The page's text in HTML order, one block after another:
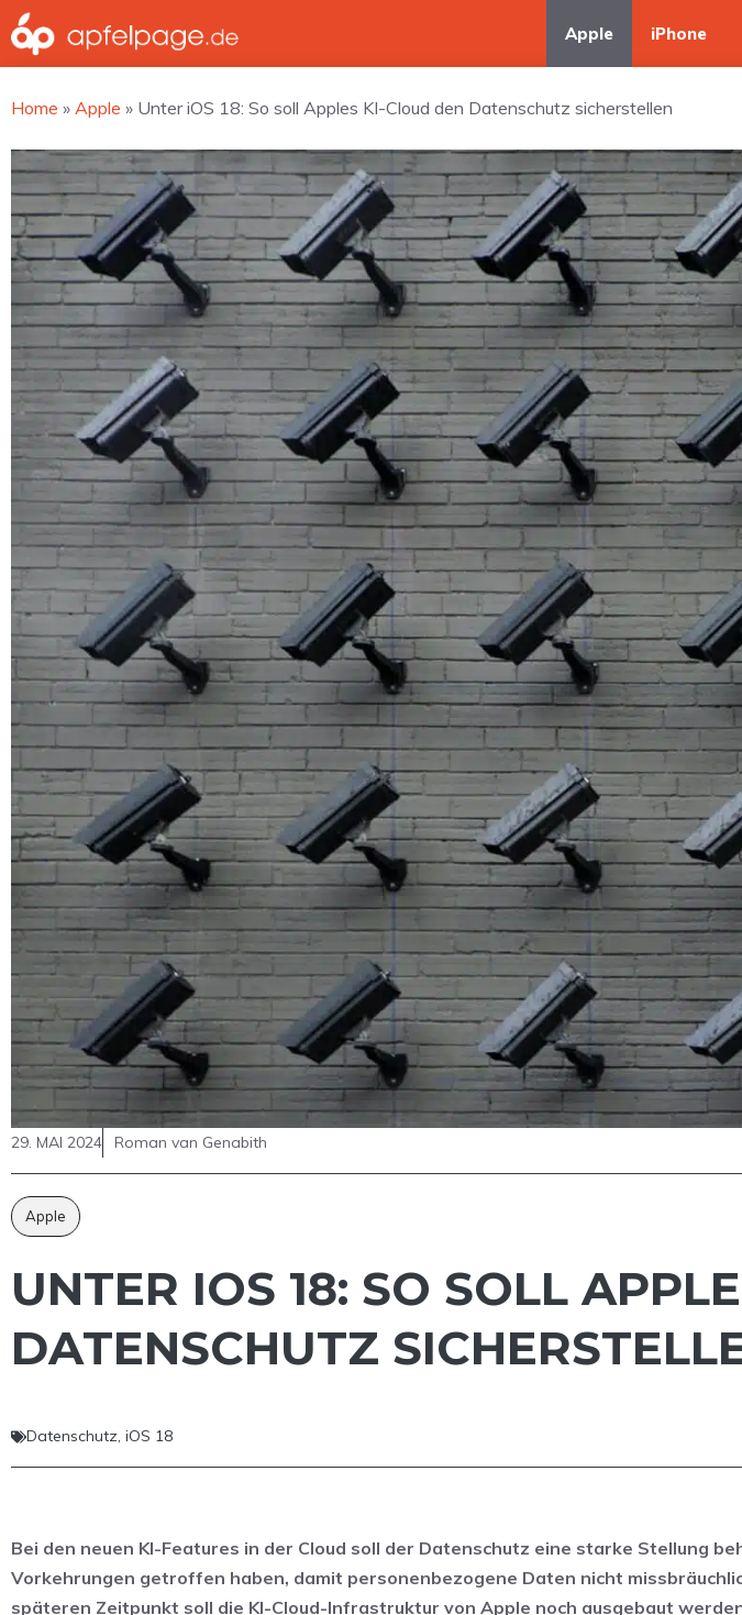
Zum
Inhalt
springen
Apple iPhone
Home » Apple » Unter iOS 18: So soll Apples KI-Cloud den Datenschutz sicherstellen
29. MAI 2024 Roman van Genabith
Apple
UNTER IOS 18: SO SOLL
DATENSCHUTZ
Datenschutz, iOS 18
Bei den neuen KI-Features in der Cloud soll der Datenschutz eine starke Stellung
Vorkehrungen getroffen haben, damit personenbezogene Daten nicht
späteren Zeitpunkt soll die KI-Cloud-Infrastruktur von Apple noch ausgebaut